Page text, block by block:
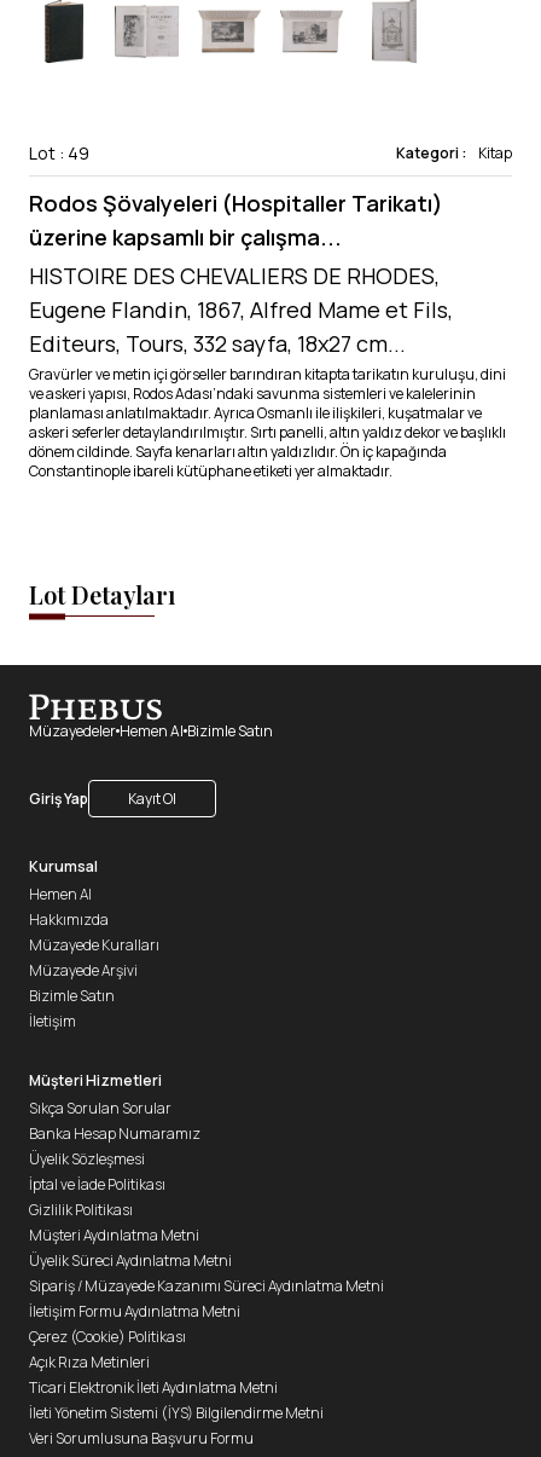
Lot : 49 Kategori : Kitap
Rodos Şövalyeleri (Hospitaller Tarikatı)
üzerine kapsamlı bir çalışma...
HISTOIRE DES CHEVALIERS DE RHODES,
Eugene Flandin, 1867, Alfred Mame et Fils,
Editeurs, Tours, 332 sayfa, 18x27 cm...
Gravürler ve metin içi görseller barındıran kitapta tarikatın kuruluşu, dini
ve askeri yapısı, Rodos Adası’ndaki savunma sistemleri ve kalelerinin
planlaması anlatılmaktadır. Ayrıca Osmanlı ile ilişkileri, kuşatmalar ve
askeri seferler detaylandırılmıştır. Sırtı panelli, altın yaldız dekor ve başlıklı
dönem cildinde. Sayfa kenarları altın yaldızlıdır. Ön iç kapağında
Constantinople ibareli kütüphane etiketi yer almaktadır.
Lot Detayları
Müzayedeler Hemen Al Bizimle Satın
Giriş Yap Kayıt Ol
Kurumsal
Hemen Al
Hakkımızda
Müzayede Kuralları
Müzayede Arşivi
Bizimle Satın
İletişim
Müşteri Hizmetleri
Sıkça Sorulan Sorular
Banka Hesap Numaramız
Üyelik Sözleşmesi
İptal ve İade Politikası
Gizlilik Politikası
Müşteri Aydınlatma Metni
Üyelik Süreci Aydınlatma Metni
Sipariş / Müzayede Kazanımı Süreci Aydınlatma Metni
İletişim Formu Aydınlatma Metni
Çerez (Cookie) Politikası
Açık Rıza Metinleri
Ticari Elektronik İleti Aydınlatma Metni
İleti Yönetim Sistemi (İYS) Bilgilendirme Metni
Veri Sorumlusuna Başvuru Formu